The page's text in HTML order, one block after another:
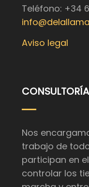
Teléfono: +34
Aviso legal
Nos
trabajo de
participan en
controlar los